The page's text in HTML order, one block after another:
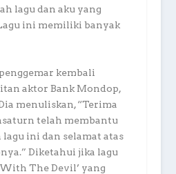
lagu dan aku yang
ini memiliki banyak
kembali
aktor Bank Mondop,
menuliskan, “Terima
telah membantu
ini dan selamat atas
Diketahui jika lagu
The Devil’ yang